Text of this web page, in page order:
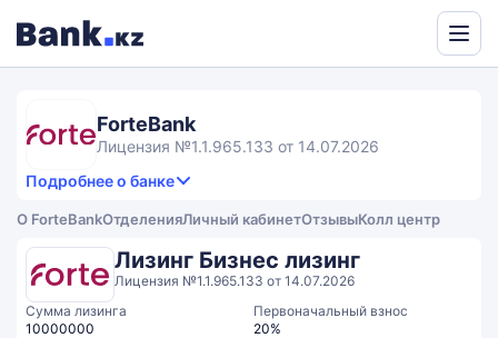
ForteBank
Лицензия №1.1.965.133 от 14.07.2026
Подробнее о банке
3.4
3,4
rating
3.8
Продукты и услуги
О ForteBankОтделенияЛичный кабинетОтзывыКолл центр
Лизинг Бизнес лизинг
Лицензия №1.1.965.133 от 14.07.2026
Сумма лизинга
10000000
Первоначальный взнос
20%